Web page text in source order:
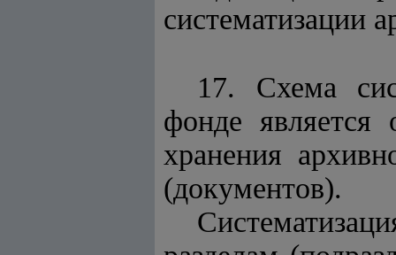
систематизации
17. Схема
фонде является
хранения
(документов).